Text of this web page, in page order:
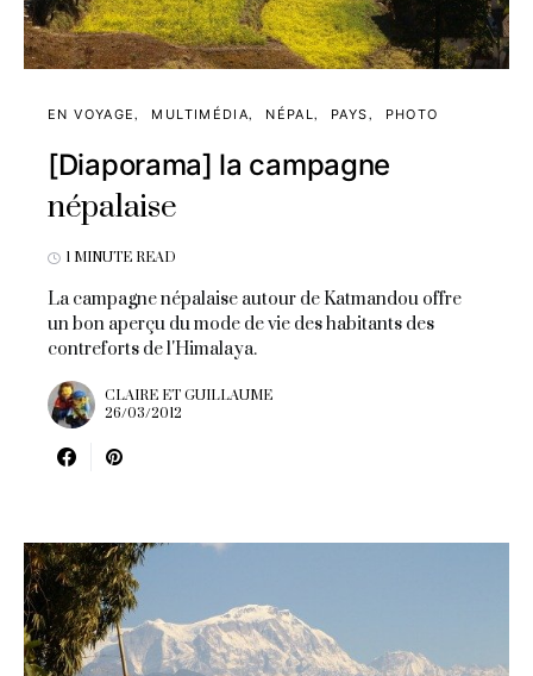
EN VOYAGE MULTIMÉDIA NÉPAL PAYS PHOTO
[Diaporama] la campagne
népalaise
1 MINUTE READ
La campagne népalaise autour de Katmandou offre
un bon aperçu du mode de vie des habitants des
contreforts de l'Himalaya.
CLAIRE ET GUILLAUME
26/03/2012